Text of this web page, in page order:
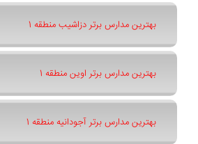
بهترین مدارس برتر دزاشیب منطقه 1
بهترین مدارس برتر اوین منطقه 1
بهترین مدارس برتر آجودانیه منطقه 1